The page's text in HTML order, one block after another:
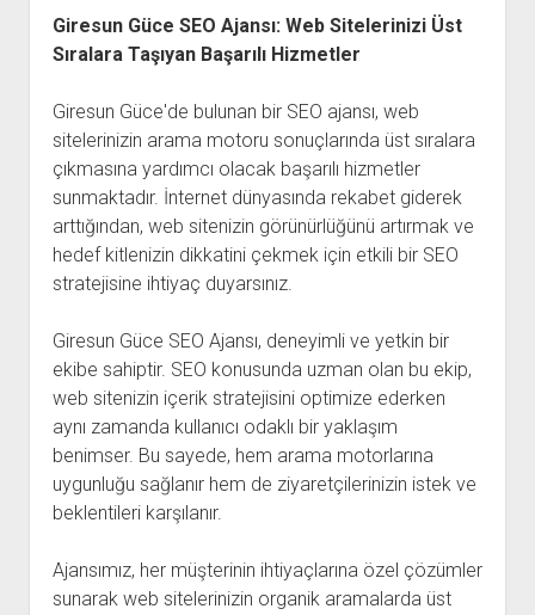
Giresun Güce SEO Ajansı: Web Sitelerinizi Üst
Sıralara Taşıyan Başarılı Hizmetler
Giresun Güce'de bulunan bir SEO ajansı, web
sitelerinizin arama motoru sonuçlarında üst sıralara
çıkmasına yardımcı olacak başarılı hizmetler
sunmaktadır. İnternet dünyasında rekabet giderek
arttığından, web sitenizin görünürlüğünü artırmak ve
hedef kitlenizin dikkatini çekmek için etkili bir SEO
stratejisine ihtiyaç duyarsınız.
Giresun Güce SEO Ajansı, deneyimli ve yetkin bir
ekibe sahiptir. SEO konusunda uzman olan bu ekip,
web sitenizin içerik stratejisini optimize ederken
aynı zamanda kullanıcı odaklı bir yaklaşım
benimser. Bu sayede, hem arama motorlarına
uygunluğu sağlanır hem de ziyaretçilerinizin istek ve
beklentileri karşılanır.
Ajansımız, her müşterinin ihtiyaçlarına özel çözümler
sunarak web sitelerinizin organik aramalarda üst